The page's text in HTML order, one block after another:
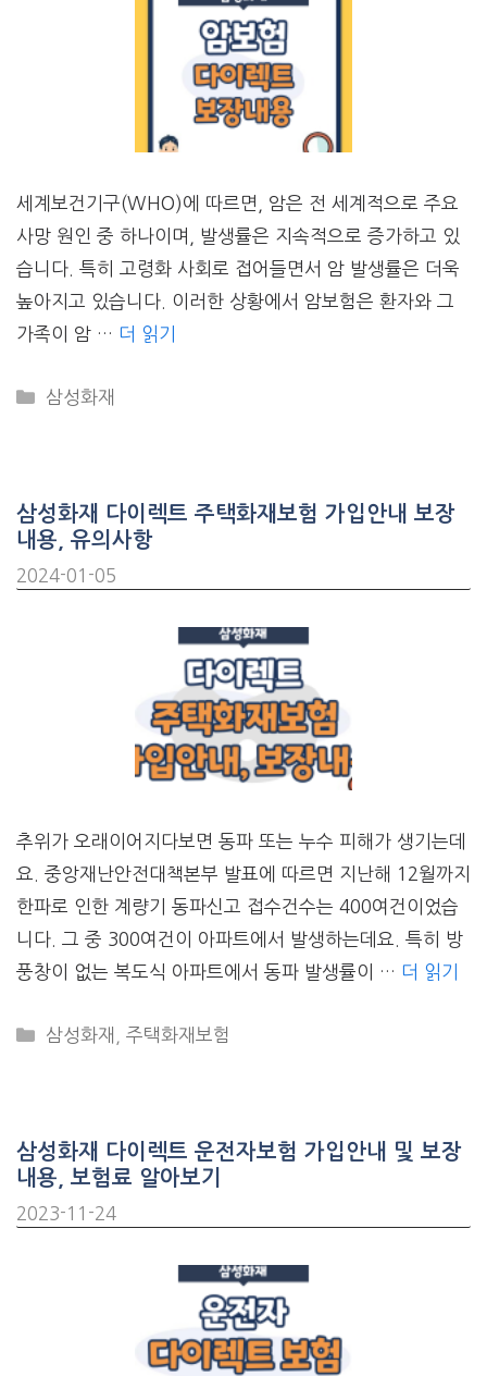
세계보건기구(WHO)에 따르면, 암은 전 세계적으로 주요
사망 원인 중 하나이며, 발생률은 지속적으로 증가하고 있
습니다. 특히 고령화 사회로 접어들면서 암 발생률은 더욱
높아지고 있습니다. 이러한 상황에서 암보험은 환자와 그
가족이 암 … 더 읽기
CATEGORIES
삼성화재
삼성화재 다이렉트 주택화재보험 가입안내 보장
내용, 유의사항
2024-01-05
추위가 오래이어지다보면 동파 또는 누수 피해가 생기는데
요. 중앙재난안전대책본부 발표에 따르면 지난해 12월까지
한파로 인한 계량기 동파신고 접수건수는 400여건이었습
니다. 그 중 300여건이 아파트에서 발생하는데요. 특히 방
풍창이 없는 복도식 아파트에서 동파 발생률이 … 더 읽기
CATEGORIES
삼성화재 ,주택화재보험
삼성화재 다이렉트 운전자보험 가입안내 및 보장
내용, 보험료 알아보기
2023-11-24